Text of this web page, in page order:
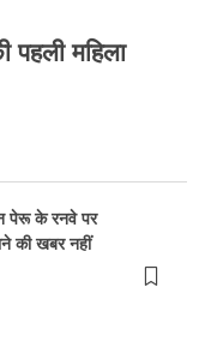
महिला
पेरू के रनवे पर
की खबर नहीं